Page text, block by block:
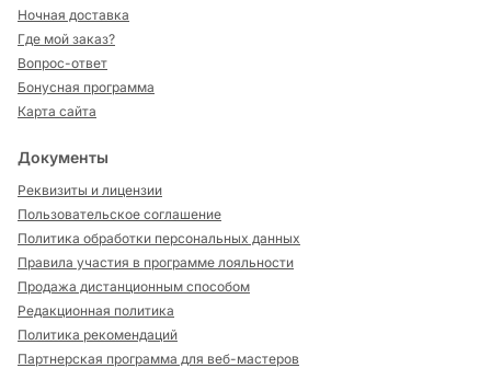
Ночная доставка
Где мой заказ?
Вопрос-ответ
Бонусная программа
Карта сайта
Документы
Реквизиты и лицензии
Пользовательское соглашение
Политика обработки персональных данных
Правила участия в программе лояльности
Продажа дистанционным способом
Редакционная политика
Политика рекомендаций
Партнерская программа для веб-мастеров